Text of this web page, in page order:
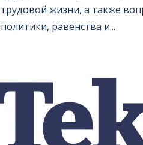
трудовой жизни, а также
политики, равенства и...